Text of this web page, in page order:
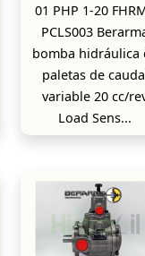
01 PHP 1-20
PCLS003
bomba hidráulica
paletas de
variable 20 cc/
Load Sens...